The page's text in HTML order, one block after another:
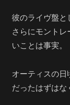
彼のライヴ盤
さらにモント
いことは事実。
オーティスの日
だったはずは